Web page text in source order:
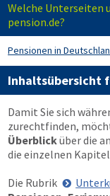
Welche Unterseiten
pension.de?
Pensionen in
Inhaltsübersicht
Damit Sie sich
zurechtfinden,
Überblicküber die
die einzelnen
Die Rubrik